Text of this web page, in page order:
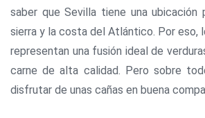
saber que Sevilla tiene una ubicación
sierra y la costa del Atlántico. Por eso,
representan una fusión ideal de
carne de alta calidad. Pero sobre
disfrutar de unas cañas en buena